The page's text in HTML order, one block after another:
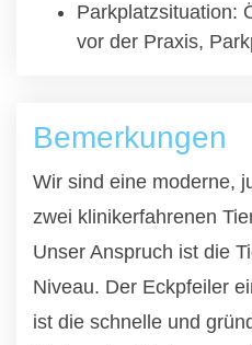
Parkplatzsituation:
vor der Praxis,
Bemerkungen
Wir sind eine moderne,
zwei klinikerfahrenen
Unser Anspruch ist die
Niveau. Der Eckpfeiler
ist die schnelle und